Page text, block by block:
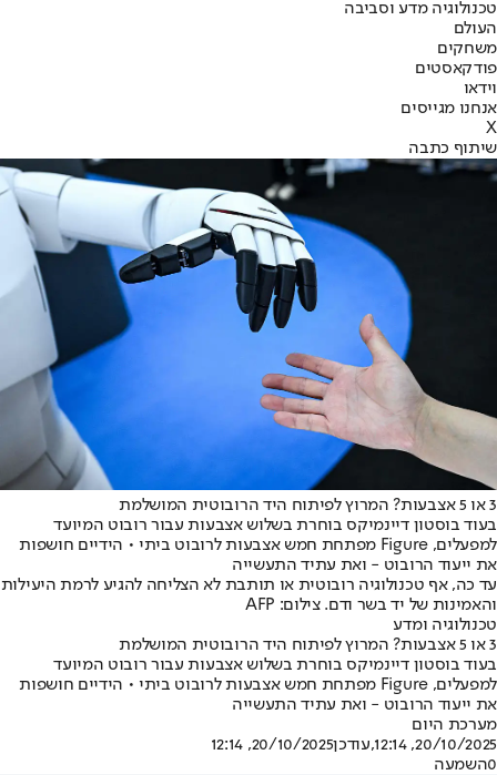
טכנולוגיה מדע וסביבה
העולם
משחקים
פודקאסטים
וידאו
אנחנו מגייסים
X
שיתוף כתבה
3 או 5 אצבעות? המרוץ לפיתוח היד הרובוטית המושלמת
בעוד בוסטון דיינמיקס בוחרת בשלוש אצבעות עבור רובוט המיועד
למפעלים, Figure מפתחת חמש אצבעות לרובוט ביתי • הידיים חושפות
את ייעוד הרובוט - ואת עתיד התעשייה
עד כה, אף טכנולוגיה רובוטית או תותבת לא הצליחה להגיע לרמת היעילות
והאמינות של יד בשר ודם. צילום: AFP
טכנולוגיה ומדע
3 או 5 אצבעות? המרוץ לפיתוח היד הרובוטית המושלמת
בעוד בוסטון דיינמיקס בוחרת בשלוש אצבעות עבור רובוט המיועד
למפעלים, Figure מפתחת חמש אצבעות לרובוט ביתי • הידיים חושפות
את ייעוד הרובוט - ואת עתיד התעשייה
מערכת היום
20/10/2025, 12:14
,עודכן20/10/2025, 12:14
0השמעה